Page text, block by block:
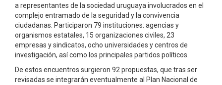
a representantes de la sociedad uruguaya involucrados en el
complejo entramado de la seguridad y la convivencia
ciudadanas. Participaron 79 instituciones: agencias y
organismos estatales, 15 organizaciones civiles, 23
empresas y sindicatos, ocho universidades y centros de
investigación, así como los principales partidos políticos.
De estos encuentros surgieron 92 propuestas, que tras ser
revisadas se integrarán eventualmente al Plan Nacional de